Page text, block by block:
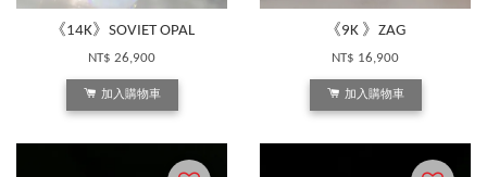
《14K》SOVIET OPAL
NT$ 26,900
加入購物車
《9K 》ZAG
NT$ 16,900
加入購物車